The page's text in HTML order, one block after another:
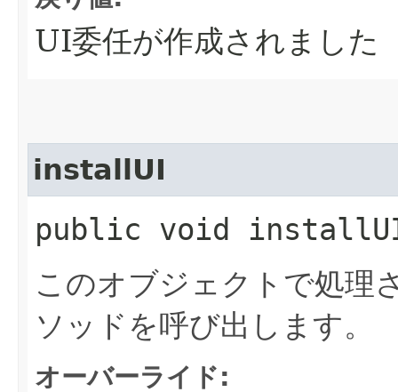
UI委任が作成されました
installUI
public void
このオブジェクトで処理
ソッドを呼び出します。
オーバーライド: